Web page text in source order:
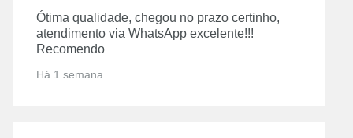
Ótima qualidade, chegou no prazo certinho,
atendimento via WhatsApp excelente!!!
Recomendo
Há 1 semana